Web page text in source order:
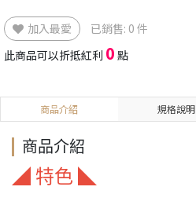
加入最愛
已銷售: 0 件
此商品可以折抵紅利 0 點
商品介紹 規格說明
商品介紹
◢ 特色 ◣